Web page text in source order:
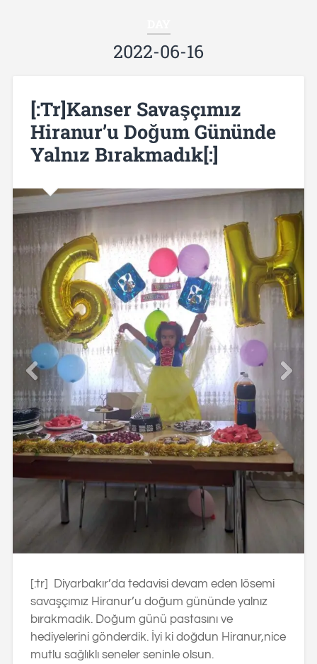
2022-06-16
[:tr]Kanser Savaşçımız
Hiranur’u Doğum Gününde
Yalnız Bırakmadık[:]
[:tr] Diyarbakır’da tedavisi devam eden lösemi
savaşçımız Hiranur’u doğum gününde yalnız
bırakmadık. Doğum günü pastasını ve
hediyelerini gönderdik. İyi ki doğdun Hiranur,nice
mutlu sağlıklı seneler seninle olsun.